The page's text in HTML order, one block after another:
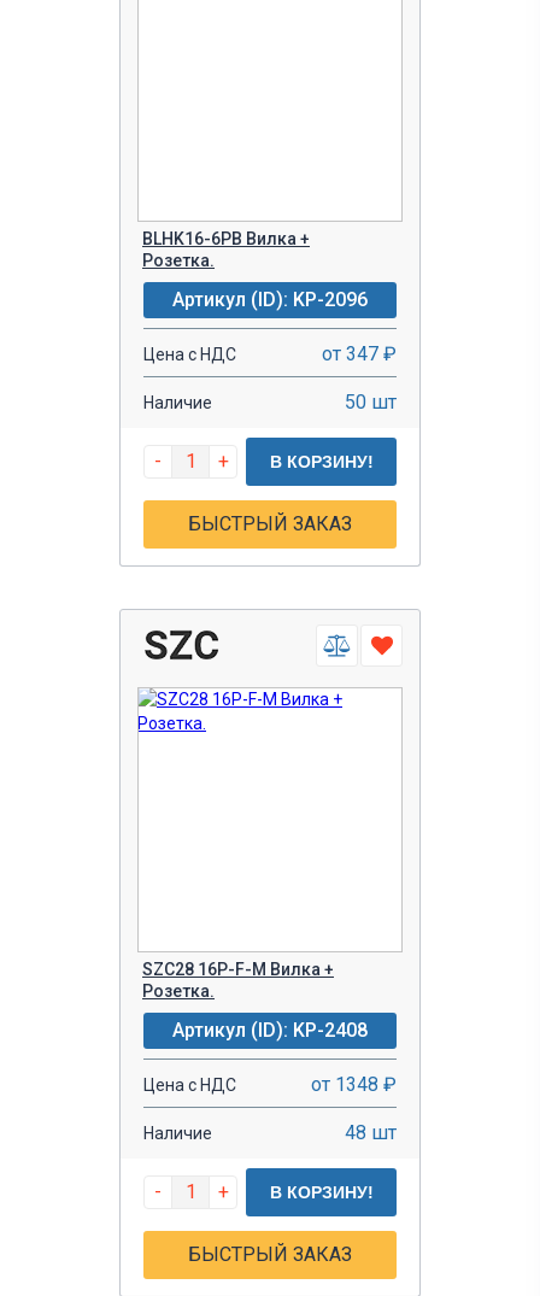
BLHK16-6PB Вилка +
Розетка.
Артикул (ID): KP-2096
Цена с НДС от 347 ₽
Наличие 50 шт
- + В КОРЗИНУ!
БЫСТРЫЙ ЗАКАЗ
SZC28 16P-F-M Вилка +
Розетка.
Артикул (ID): KP-2408
Цена с НДС от 1348 ₽
Наличие 48 шт
- + В КОРЗИНУ!
БЫСТРЫЙ ЗАКАЗ